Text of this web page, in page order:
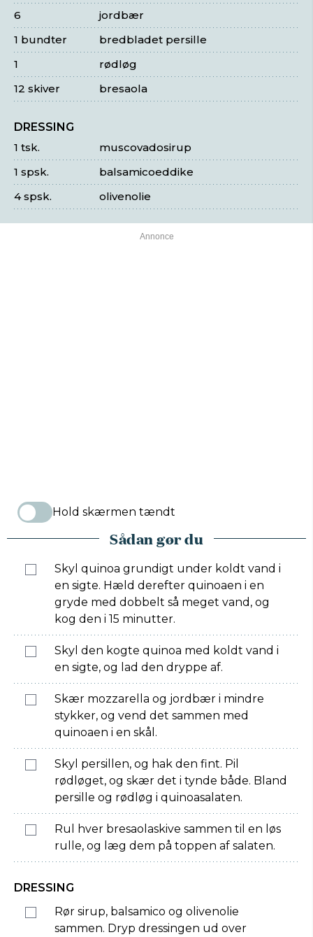
jordbær
6
bredbladet persille
1 bundter
rødløg
1
bresaola
12 skiver
DRESSING
muscovadosirup
1 tsk.
balsamicoeddike
1 spsk.
olivenolie
4 spsk.
Hold skærmen tændt
Sådan gør du
Skyl quinoa grundigt under koldt vand i
en sigte. Hæld derefter quinoaen i en
gryde med dobbelt så meget vand, og
kog den i 15 minutter.
Skyl den kogte quinoa med koldt vand i
en sigte, og lad den dryppe af.
Skær mozzarella og jordbær i mindre
stykker, og vend det sammen med
quinoaen i en skål.
Skyl persillen, og hak den fint. Pil
rødløget, og skær det i tynde både. Bland
persille og rødløg i quinoasalaten.
Rul hver bresaolaskive sammen til en løs
rulle, og læg dem på toppen af salaten.
DRESSING
Rør sirup, balsamico og olivenolie
sammen. Dryp dressingen ud over